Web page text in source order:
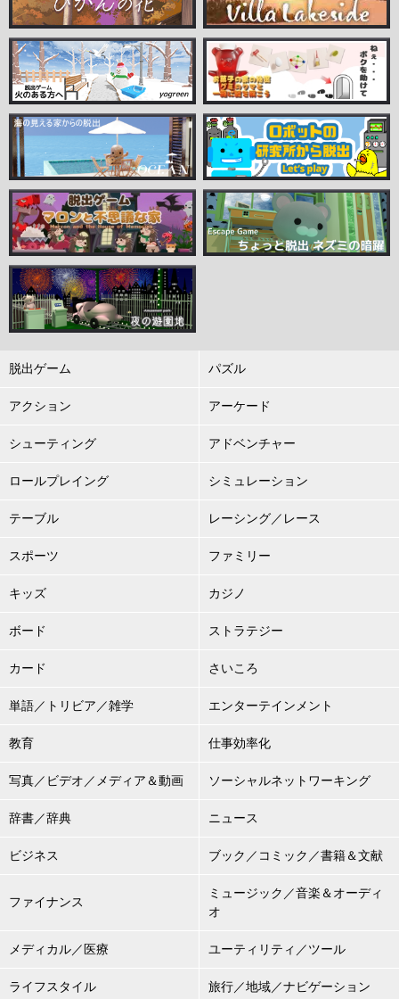
脱出ゲーム パズル
アクション アーケード
シューティング アドベンチャー
ロールプレイング シミュレーション
テーブル レーシング／レース
スポーツ ファミリー
キッズ カジノ
ボード ストラテジー
カード さいころ
単語／トリビア／雑学 エンターテインメント
教育 仕事効率化
写真／ビデオ／メディア＆動画 ソーシャルネットワーキング
辞書／辞典 ニュース
ビジネス ブック／コミック／書籍＆文献
ファイナンス
ミュージック／音楽＆オーディ
オ
メディカル／医療 ユーティリティ／ツール
ライフスタイル 旅行／地域／ナビゲーション